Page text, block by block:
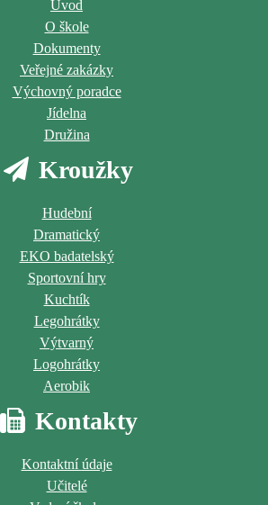
Úvod
O škole
Dokumenty
Veřejné zakázky
Výchovný poradce
Jídelna
Družina
Kroužky
Hudební
Dramatický
EKO badatelský
Sportovní hry
Kuchtík
Legohrátky
Výtvarný
Logohrátky
Aerobik
Kontakty
Kontaktní údaje
Učitelé